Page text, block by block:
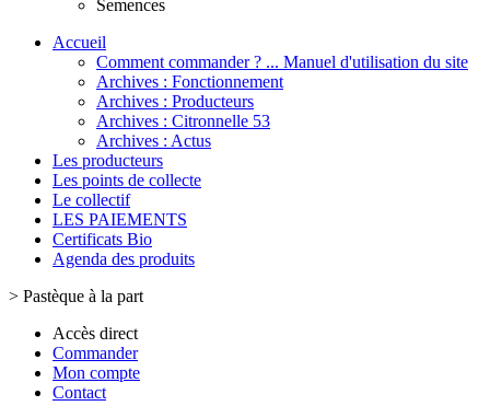
Semences
Accueil
Comment commander ? ... Manuel d'utilisation du site
Archives : Fonctionnement
Archives : Producteurs
Archives : Citronnelle 53
Archives : Actus
Les producteurs
Les points de collecte
Le collectif
LES PAIEMENTS
Certificats Bio
Agenda des produits
> Pastèque à la part
Accès direct
Commander
Mon compte
Contact